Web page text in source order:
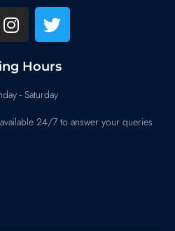
Hours
- Saturday
24/7 to answer your queries